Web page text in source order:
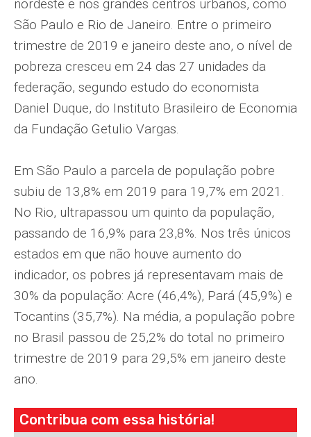
nordeste e nos grandes centros urbanos, como
São Paulo e Rio de Janeiro. Entre o primeiro
trimestre de 2019 e janeiro deste ano, o nível de
pobreza cresceu em 24 das 27 unidades da
federação, segundo estudo do economista
Daniel Duque, do Instituto Brasileiro de Economia
da Fundação Getulio Vargas.
Em São Paulo a parcela de população pobre
subiu de 13,8% em 2019 para 19,7% em 2021.
No Rio, ultrapassou um quinto da população,
passando de 16,9% para 23,8%. Nos três únicos
estados em que não houve aumento do
indicador, os pobres já representavam mais de
30% da população: Acre (46,4%), Pará (45,9%) e
Tocantins (35,7%). Na média, a população pobre
no Brasil passou de 25,2% do total no primeiro
trimestre de 2019 para 29,5% em janeiro deste
ano.
Contribua com essa história!